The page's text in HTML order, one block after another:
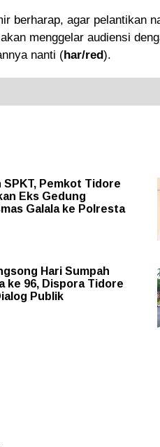
berharap, agar pelantikan
menggelar audiensi
nanti (har/red).
SPKT, Pemkot Tidore
Eks Gedung
Galala ke Polresta
Hari Sumpah
ke 96, Dispora Tidore
Publik